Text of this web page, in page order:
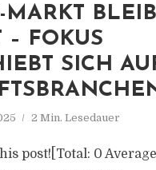
MARKT
– FOKUS
SICH
2 Min. Lesedauer
post![Total: 0